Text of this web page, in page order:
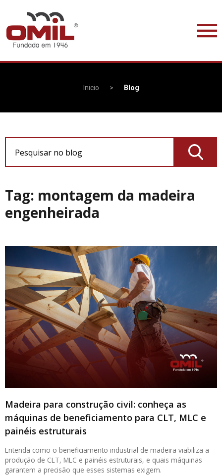
Inicio > Blog
Tag: montagem da madeira
engenheirada
Madeira para construção civil: conheça as
máquinas de beneficiamento para CLT, MLC e
painéis estruturais
Entenda como o beneficiamento industrial de madeira viabiliza a
produção de CLT, MLC e painéis estruturais, e quais máquinas
garantem a precisão que esses sistemas exigem.
Pesquisar no blog